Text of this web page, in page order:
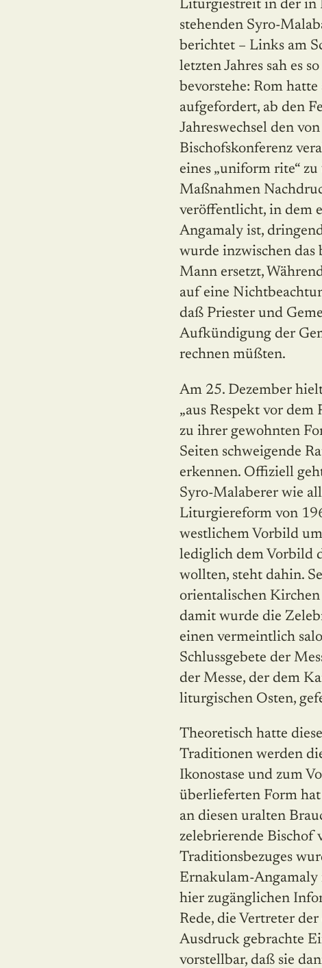
Liturgiestreit in der in
stehenden Syro-
berichtet – Links am
letzten Jahres sah es
bevorstehe: Rom
aufgefordert, ab den
Jahreswechsel den
Bischofskonferenz
eines „uniform rite“
Maßnahmen
veröffentlicht, in dem
Angamaly ist,
wurde inzwischen
Mann ersetzt,
auf eine
daß Priester und
Aufkündigung der
rechnen müßten.
Am 25. Dezember
„aus Respekt vor dem
zu ihrer gewohnten
Seiten schweigende
erkennen. Offiziell
Syro-Malaberer wie
Liturgiereform von
westlichem Vorbild
lediglich dem Vorbild
wollten, steht dahin.
orientalischen
damit wurde die
einen vermeintlich
Schlussgebete der
der Messe, der dem
liturgischen Osten,
Theoretisch hatte
Traditionen werden
Ikonostase und zum
überlieferten Form
an diesen uralten
zelebrierende Bischof
Traditionsbezuges
Ernakulam-Angamaly
hier zugänglichen
Rede, die Vertreter
Ausdruck gebrachte
vorstellbar, daß sie